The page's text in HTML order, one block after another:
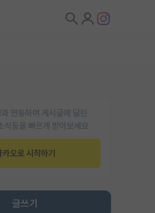
연동하여 게시글에 달린
식등을 빠르게 받아보세요
카오로 시작하기
글쓰기